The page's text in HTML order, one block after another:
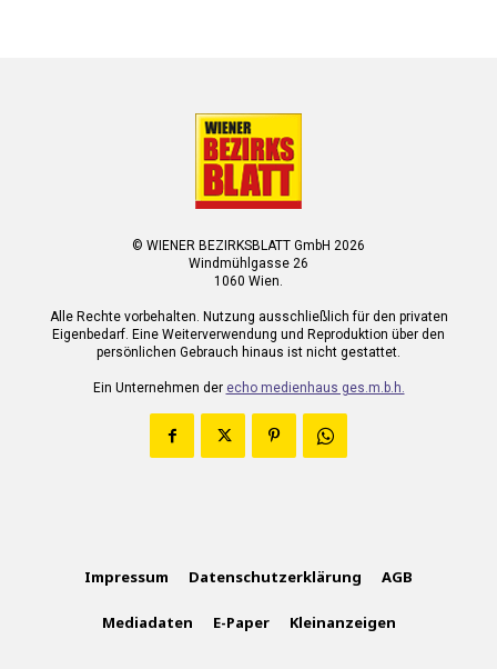
© WIENER BEZIRKSBLATT GmbH 2026
Windmühlgasse 26
1060 Wien.
Alle Rechte vorbehalten. Nutzung ausschließlich für den privaten
Eigenbedarf. Eine Weiterverwendung und Reproduktion über den
persönlichen Gebrauch hinaus ist nicht gestattet.
Ein Unternehmen der echo medienhaus ges.m.b.h.
Impressum Datenschutzerklärung AGB
Mediadaten E-Paper Kleinanzeigen